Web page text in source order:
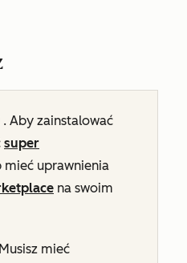
. Aby zainstalować
super
mieć uprawnienia
na swoim
Musisz mieć